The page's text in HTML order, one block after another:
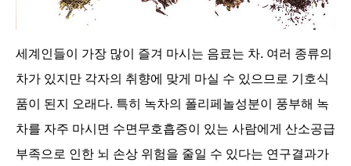
세계인들이 가장 많이 즐겨 마시는 음료는 차. 여러 종류의
차가 있지만 각자의 취향에 맞게 마실 수 있으므로 기호식
품이 된지 오래다. 특히 녹차의 폴리페놀성분이 풍부해 녹
차를 자주 마시면 수면무호흡증이 있는 사람에게 산소공급
부족으로 인한 뇌 손상 위험을 줄일 수 있다는 연구결과가